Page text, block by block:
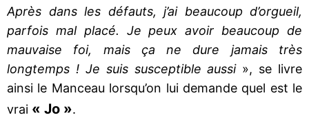
Après dans les défauts, j’ai beaucoup d’orgueil,
parfois mal placé. Je peux avoir beaucoup de
mauvaise foi, mais ça ne dure jamais très
longtemps ! Je suis susceptible aussi », se livre
ainsi le Manceau lorsqu’on lui demande quel est le
vrai « Jo ».